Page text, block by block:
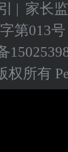
| 家长
第013号
所有